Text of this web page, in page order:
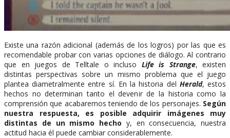
Existe una razón adicional (además de los logros) por las que es
recomendable probar con varias opciones de diálogo. Al contrario
que en juegos de Telltale o incluso Life is Strange, existen
distintas perspectivas sobre un mismo problema que el juego
plantea diametralmente entre sí. En la historia del Herald, estos
hechos no determinan tanto el devenir de la historia como la
comprensión que acabaremos teniendo de los personajes. Según
nuestra respuesta, es posible adquirir imágenes muy
distintas de un mismo hecho y, en consecuencia, nuestra
actitud hacia él puede cambiar considerablemente.